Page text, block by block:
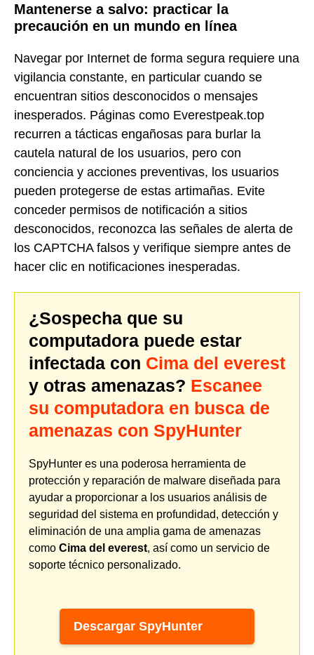
Mantenerse a salvo: practicar la
precaución en un mundo en línea
Navegar por Internet de forma segura requiere una
vigilancia constante, en particular cuando se
encuentran sitios desconocidos o mensajes
inesperados. Páginas como Everestpeak.top
recurren a tácticas engañosas para burlar la
cautela natural de los usuarios, pero con
conciencia y acciones preventivas, los usuarios
pueden protegerse de estas artimañas. Evite
conceder permisos de notificación a sitios
desconocidos, reconozca las señales de alerta de
los CAPTCHA falsos y verifique siempre antes de
hacer clic en notificaciones inesperadas.
¿Sospecha que su
computadora puede estar
infectada con Cima del everest
y otras amenazas? Escanee
su computadora en busca de
amenazas con SpyHunter
SpyHunter es una poderosa herramienta de
protección y reparación de malware diseñada para
ayudar a proporcionar a los usuarios análisis de
seguridad del sistema en profundidad, detección y
eliminación de una amplia gama de amenazas
como Cima del everest, así como un servicio de
soporte técnico personalizado.
Descargar SpyHunter